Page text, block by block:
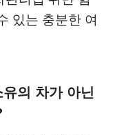
있는 충분한 여
의 차가 아닌